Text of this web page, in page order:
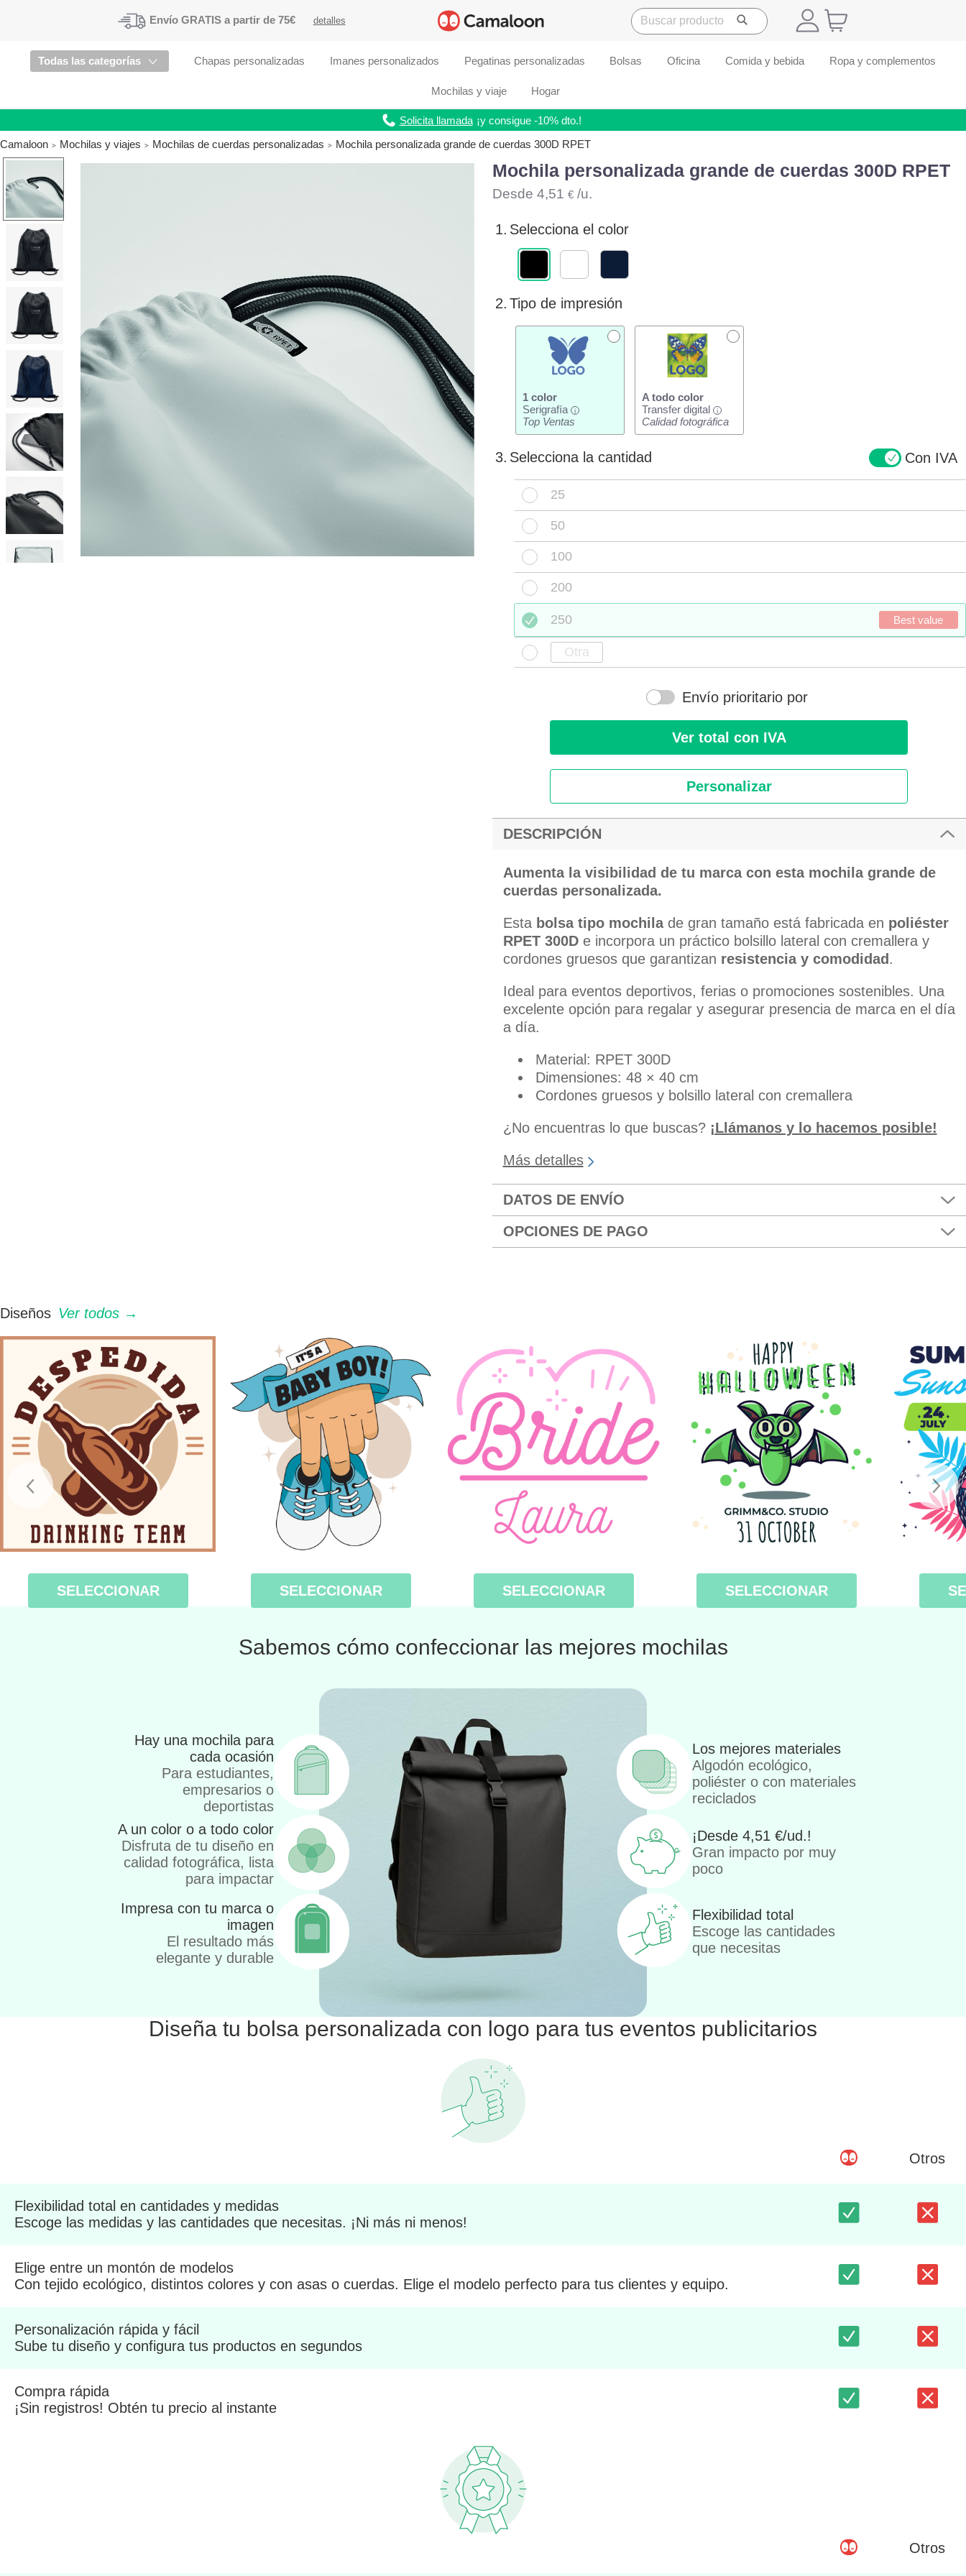
Envío GRATIS a partir de 75€ detalles
Todas las categorías Chapas personalizadas Imanes personalizados Pegatinas personalizadas Bolsas Oficina Comida y bebida Ropa y complementos
Mochilas y viaje Hogar
Solicita llamada ¡y consigue -10% dto.!
Camaloon
Mochilas y viajes Mochilas de cuerdas personalizadas Mochila personalizada grande de cuerdas 300D RPET
Mochila personalizada grande de cuerdas 300D RPET
Desde 4,51 €/u.
1. Selecciona el color
2. Tipo de impresión
1 color
Serigrafía
i
Top Ventas
A todo color
Transfer digital
i
Calidad fotográfica
3. Selecciona la cantidad Con IVA
25
50
100
200
250 Best value
Envío prioritario por
Ver total con IVA
Personalizar
DESCRIPCIÓN
Aumenta la visibilidad de tu marca con esta mochila grande de
cuerdas personalizada.
Esta bolsa tipo mochilade gran tamaño está fabricada en poliéster
RPET 300De incorpora un práctico bolsillo lateral con cremallera y
cordones gruesos que garantizan resistencia y comodidad .
Ideal para eventos deportivos, ferias o promociones sostenibles. Una
excelente opción para regalar y asegurar presencia de marca en el día
a día.
Material: RPET 300D
Dimensiones: 48 × 40 cm
Cordones gruesos y bolsillo lateral con cremallera
¿No encuentras lo que buscas? ¡Llámanos y lo hacemos posible!
Más detalles
DATOS DE ENVÍO
OPCIONES DE PAGO
Diseños Ver todos →
SELECCIONAR SELECCIONAR SELECCIONAR SELECCIONAR
Sabemos cómo confeccionar las mejores mochilas
Hay una mochila para
cada ocasión
Para estudiantes,
empresarios o
deportistas
A un color o a todo color
Disfruta de tu diseño en
calidad fotográfica, lista
para impactar
Impresa con tu marca o
imagen
El resultado más
elegante y durable
Los mejores materiales
Algodón ecológico,
poliéster o con materiales
reciclados
¡Desde4,51 €/ud.!
Gran impacto por muy
poco
Flexibilidad total
Escoge las cantidades
que necesitas
Diseña tu bolsa personalizada con logo para tus eventos publicitarios
Otros
Flexibilidad total en cantidades y medidas
Escoge las medidas y las cantidades que necesitas. ¡Ni más ni menos!
Elige entre un montón de modelos
Con tejido ecológico, distintos colores y con asas o cuerdas. Elige el modelo perfecto para tus clientes y equipo.
Personalización rápida y fácil
Sube tu diseño y configura tus productos en segundos
Compra rápida
¡Sin registros! Obtén tu precio al instante
Otros